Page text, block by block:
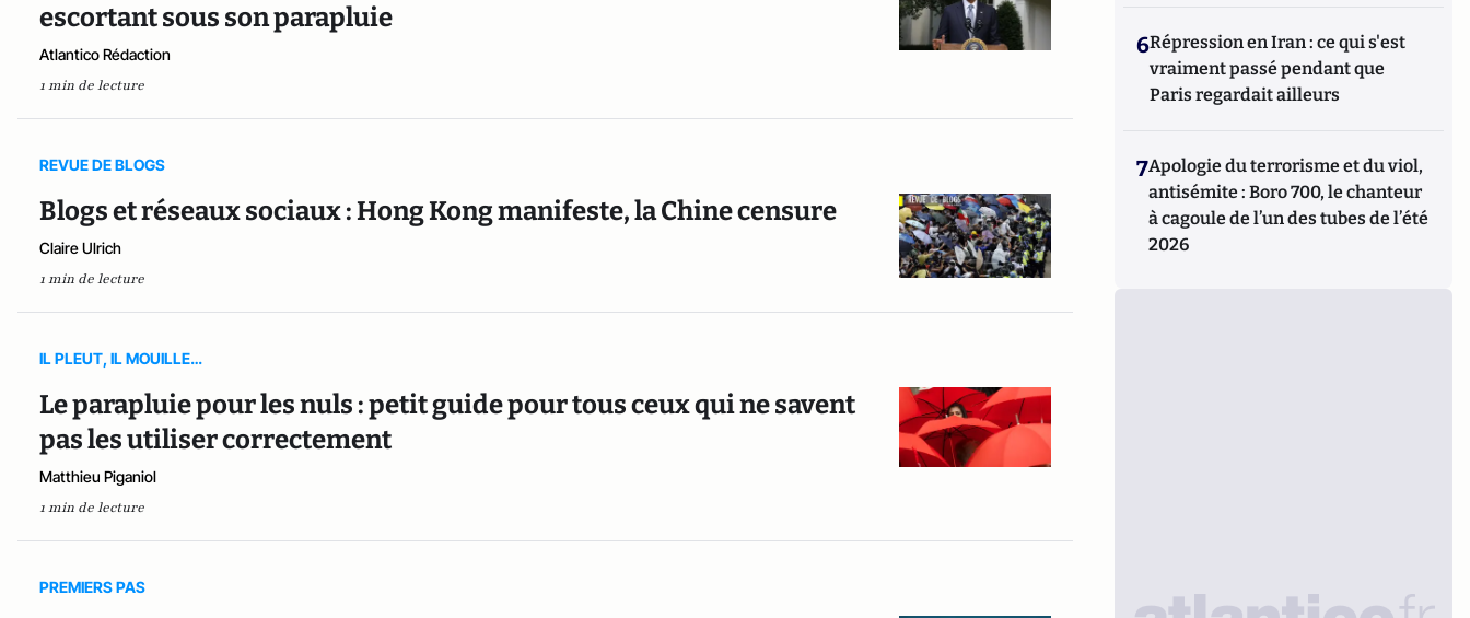
escortant sous son parapluie
Atlantico Rédaction
1 min de lecture
REVUE DE BLOGS
Blogs et réseaux sociaux : Hong Kong manifeste, la Chine censure
Claire Ulrich
1 min de lecture
IL PLEUT, IL MOUILLE…
Le parapluie pour les nuls : petit guide pour tous ceux qui ne savent
pas les utiliser correctement
Matthieu Piganiol
1 min de lecture
PREMIERS PAS
6Répression en Iran : ce qui s'est
vraiment passé pendant que
Paris regardait ailleurs
7Apologie du terrorisme et du viol,
antisémite : Boro 700, le chanteur
à cagoule de l’un des tubes de l’été
2026